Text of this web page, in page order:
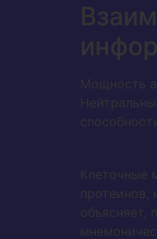
Мощность
Клеточные
объясняет,